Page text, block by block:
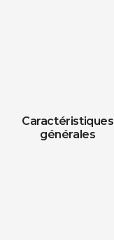
Caractéristiques
générales